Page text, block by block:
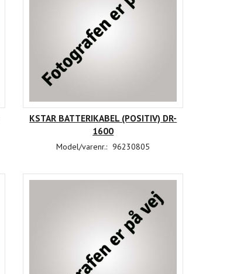
KSTAR BATTERIKABEL (POSITIV) DR-
1600
Model/varenr.: 96230805